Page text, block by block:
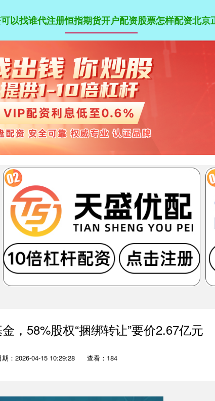
以找谁代注册恒指期货开户配资股票怎样配资北京
，58%股权“捆绑转让”要价2.67亿元
期：2026-04-15 10:29:28 查看：184